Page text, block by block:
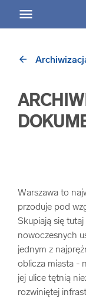
USŁUGI
Archiwizowanie
Przechowywanie
Usługi
arrow_back
Warszawa to
przoduje pod
Skupiają się
nowoczesnych
jednym z
oblicza miasta -
jej ulice tętnią
rozwiniętej